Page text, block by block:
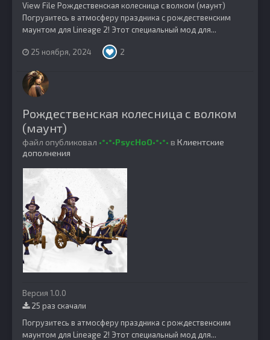
View File Рождественская колесница с волком (маунт)
Погрузитесь в атмосферу праздника с рождественским
маунтом для Lineage 2! Этот специальный мод для...
25 ноября, 2024 2
Рождественская колесница с волком
(маунт)
файл опубликовал •°•°•PsycHoO•°•°• в Клиентские
дополнения
Версия 1.0.0
25 раз скачали
Погрузитесь в атмосферу праздника с рождественским
маунтом для Lineage 2! Этот специальный мод для...